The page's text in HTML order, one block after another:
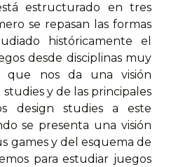
estructurado en tres
se repasan las formas
históricamente el
desde disciplinas muy
que nos da una visión
y de las principales
design studies a este
se presenta una visión
games y del esquema de
para estudiar juegos